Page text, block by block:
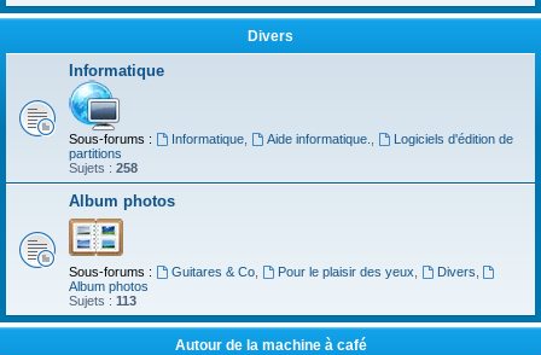
Divers
Informatique
Sous-forums : Informatique, Aide informatique.
Logiciels d'édition de
partitions
Sujets : 258
Album photos
Sous-forums : Guitares & Co, Pour le plaisir des yeux Divers
Album photos
Sujets : 113
Autour de la machine à café